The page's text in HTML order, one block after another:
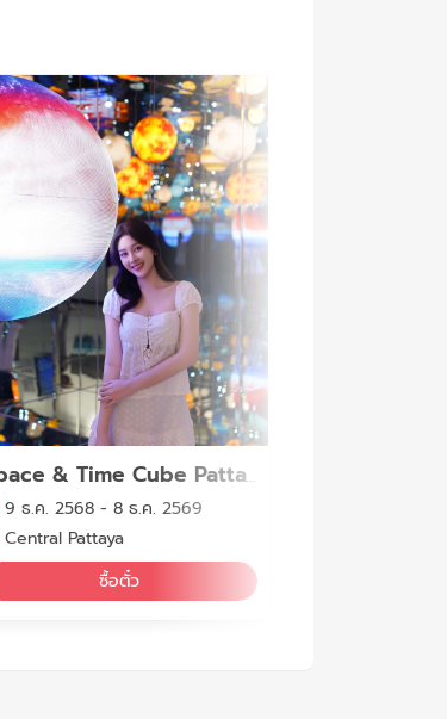
Space & Time Cube Pattaya
9 ธ.ค. 2568 - 8 ธ.ค. 2569
Central Pattaya
ซื้อตั๋ว